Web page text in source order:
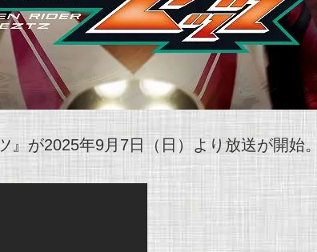
』が2025年9月7日（日）より放送が開始